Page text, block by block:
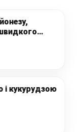
і кукурудзою